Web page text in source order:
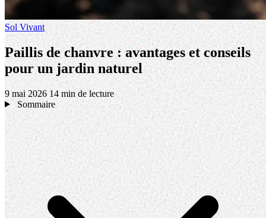
Sol Vivant
Paillis de chanvre : avantages et conseils
pour un jardin naturel
9 mai 2026 14 min de lecture
Sommaire